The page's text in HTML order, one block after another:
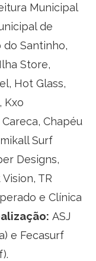
Municipal
de
do Santinho,
Store,
Hot Glass,
Kxo
Chapéu
Surf
Designs,
TR
e Clínica
ASJ
e Fecasurf